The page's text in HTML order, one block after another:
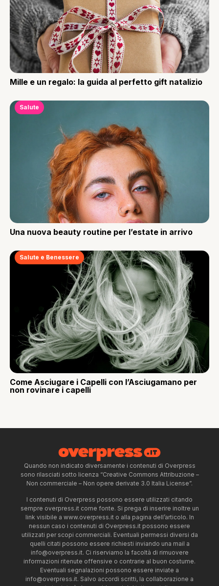
Mille e un regalo: la guida al perfetto gift natalizio
Salute
Una nuova beauty routine per l’estate in arrivo
Salute e Benessere
Come Asciugare i Capelli con l’Asciugamano per
non rovinare i capelli
Quando non indicato diversamente i contenuti di Overpress
sono rilasciati sotto licenza “Creative Commons Attribuzione –
Non commerciale – Non opere derivate 3.0 Italia License”.
I contenuti di Overpress possono essere utilizzati citando
sempre overpress.it come fonte. Si prega di inserire inoltre un
link visibile a www.overpress.it o alla pagina dell’articolo. In
nessun caso i contenuti di Overpress.it possono essere
utilizzati per scopi commerciali. Eventuali permessi diversi da
quelli citati possono essere richiesti inviando una mail a
info@overpress.it. Ci riserviamo la facoltà di rimuovere
informazioni ritenute offensive o contrarie al buon costume.
Eventuali segnalazioni possono essere inviate a
info@overpress.it. Salvo accordi scritti, la collaborazione a